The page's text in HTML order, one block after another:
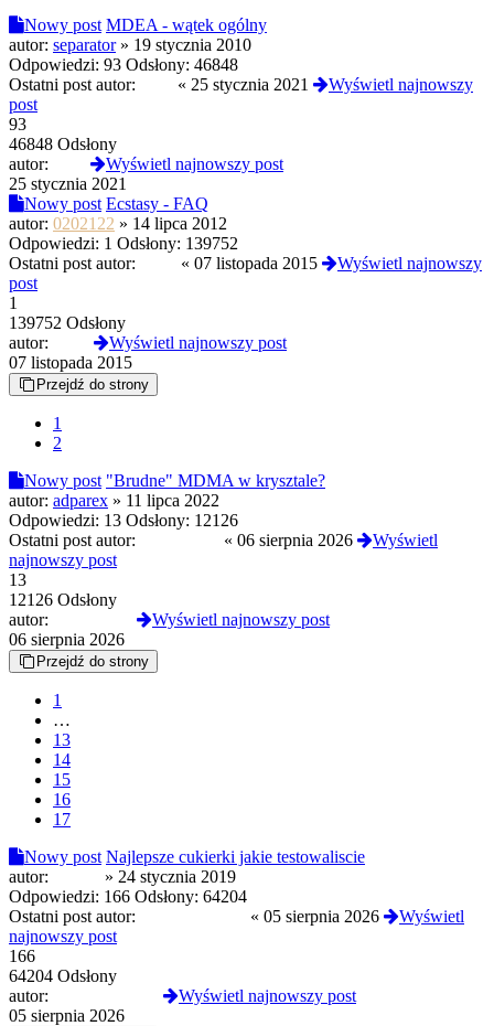
Nowy post MDEA - wątek ogólny
autor: separator» 19 stycznia 2010
Odpowiedzi: 93 Odsłony: 46848
Ostatni post autor:
« 25 stycznia 2021
Wyświetl najnowszy
post
93
46848 Odsłony
autor:
Wyświetl najnowszy post
25 stycznia 2021
Nowy post Ecstasy - FAQ
autor: 0202122 » 14 lipca 2012
Odpowiedzi: 1 Odsłony: 139752
Ostatni post autor:
« 07 listopada 2015
Wyświetl najnowszy
post
1
139752 Odsłony
autor:
Wyświetl najnowszy post
07 listopada 2015
Przejdź do strony
1
2
Nowy post "Brudne" MDMA w krysztale?
autor: adparex » 11 lipca 2022
Odpowiedzi: 13 Odsłony: 12126
Ostatni post autor:
« 06 sierpnia 2026
Wyświetl
najnowszy post
13
12126 Odsłony
autor:
Wyświetl najnowszy post
06 sierpnia 2026
Przejdź do strony
1
…
13
14
15
16
17
Nowy post Najlepsze cukierki jakie testowaliscie
autor:
» 24 stycznia 2019
Odpowiedzi: 166 Odsłony: 64204
Ostatni post autor:
« 05 sierpnia 2026
Wyświetl
najnowszy post
166
64204 Odsłony
autor:
Wyświetl najnowszy post
05 sierpnia 2026